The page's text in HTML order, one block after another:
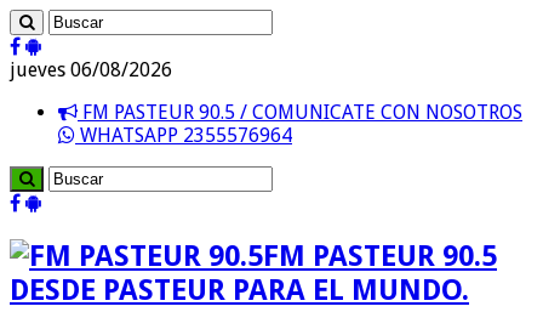
jueves 06/08/2026
FM PASTEUR 90.5 / COMUNICATE CON NOSOTROS
WHATSAPP 2355576964
FM PASTEUR 90.5
DESDE PASTEUR PARA EL MUNDO.